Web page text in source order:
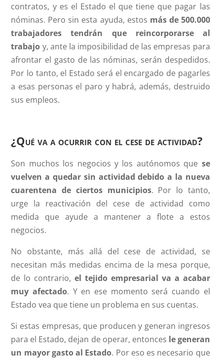
contratos, y es el Estado el que tiene que pagar las
nóminas. Pero sin esta ayuda, estos más de 500.000
trabajadores tendrán que reincorporarse al
trabajo y, ante la imposibilidad de las empresas para
afrontar el gasto de las nóminas, serán despedidos.
Por lo tanto, el Estado será el encargado de pagarles
a esas personas el paro y habrá, además, destruido
sus empleos.
¿Qué va a ocurrir con el cese de actividad?
Son muchos los negocios y los autónomos que se
vuelven a quedar sin actividad debido a la nueva
cuarentena de ciertos municipios. Por lo tanto,
urge la reactivación del cese de actividad como
medida que ayude a mantener a flote a estos
negocios.
No obstante, más allá del cese de actividad, se
necesitan más medidas encima de la mesa porque,
de lo contrario,el tejido empresarial va a acabar
muy afectado. Y en ese momento será cuando el
Estado vea que tiene un problema en sus cuentas.
Si estas empresas, que producen y generan ingresos
para el Estado, dejan de operar, entonces le generan
un mayor gasto al Estado. Por eso es necesario que